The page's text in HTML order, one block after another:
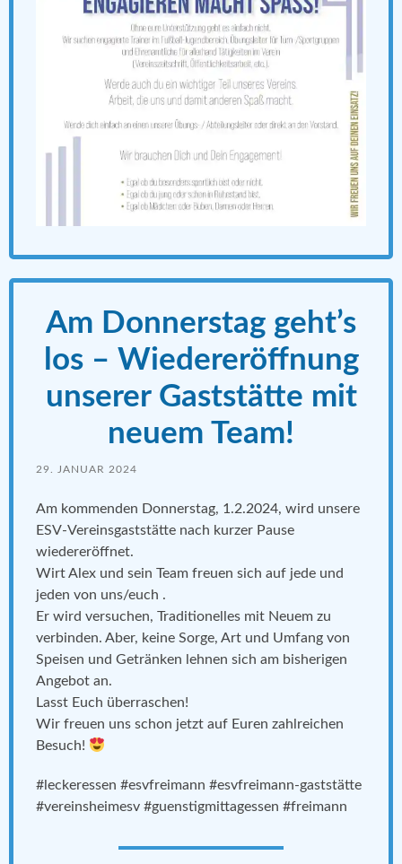
Am Donnerstag geht’s
los – Wiedereröffnung
unserer Gaststätte mit
neuem Team!
29. JANUAR 2024
Am kommenden Donnerstag, 1.2.2024, wird unsere
ESV-Vereinsgaststätte nach kurzer Pause
wiedereröffnet.
Wirt Alex und sein Team freuen sich auf jede und
jeden von uns/euch .
Er wird versuchen, Traditionelles mit Neuem zu
verbinden. Aber, keine Sorge, Art und Umfang von
Speisen und Getränken lehnen sich am bisherigen
Angebot an.
Lasst Euch überraschen!
Wir freuen uns schon jetzt auf Euren zahlreichen
Besuch!
#leckeressen #esvfreimann #esvfreimann-gaststätte
#vereinsheimesv #guenstigmittagessen #freimann